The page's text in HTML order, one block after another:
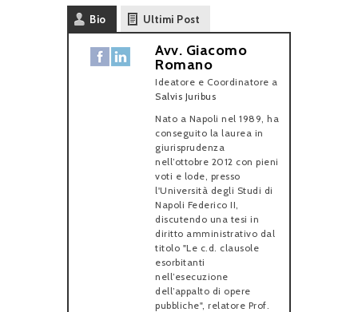
Bio Ultimi Post
Avv. Giacomo
Romano
Ideatore e Coordinatore a
Salvis Juribus
Nato a Napoli nel 1989, ha
conseguito la laurea in
giurisprudenza
nell’ottobre 2012 con pieni
voti e lode, presso
l'Università degli Studi di
Napoli Federico II,
discutendo una tesi in
diritto amministrativo dal
titolo "Le c.d. clausole
esorbitanti
nell’esecuzione
dell’appalto di opere
pubbliche", relatore Prof.